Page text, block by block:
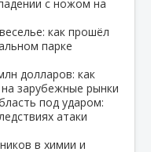
с ножом на
как прошёл
парке
долларов: как
зарубежные рынки
под ударом:
атаки
в химии и